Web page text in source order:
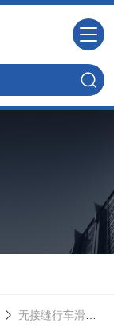
无接缝行车滑线批发